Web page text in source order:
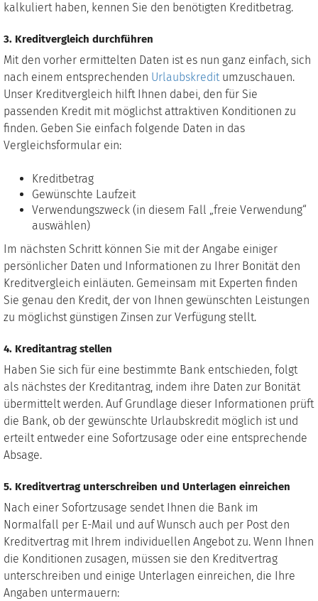
kalkuliert haben, kennen Sie den benötigten Kreditbetrag.
3. Kreditvergleich durchführen
Mit den vorher ermittelten Daten ist es nun ganz einfach, sich
nach einem entsprechenden Urlaubskreditumzuschauen.
Unser Kreditvergleich hilft Ihnen dabei, den für Sie
passenden Kredit mit möglichst attraktiven Konditionen zu
finden. Geben Sie einfach folgende Daten in das
Vergleichsformular ein:
Kreditbetrag
Gewünschte Laufzeit
Verwendungszweck (in diesem Fall „freie Verwendung“
auswählen)
Im nächsten Schritt können Sie mit der Angabe einiger
persönlicher Daten und Informationen zu Ihrer Bonität den
Kreditvergleich einläuten. Gemeinsam mit Experten finden
Sie genau den Kredit, der von Ihnen gewünschten Leistungen
zu möglichst günstigen Zinsen zur Verfügung stellt.
4. Kreditantrag stellen
Haben Sie sich für eine bestimmte Bank entschieden, folgt
als nächstes der Kreditantrag, indem ihre Daten zur Bonität
übermittelt werden. Auf Grundlage dieser Informationen prüft
die Bank, ob der gewünschte Urlaubskredit möglich ist und
erteilt entweder eine Sofortzusage oder eine entsprechende
Absage.
5. Kreditvertrag unterschreiben und Unterlagen einreichen
Nach einer Sofortzusage sendet Ihnen die Bank im
Normalfall per E-Mail und auf Wunsch auch per Post den
Kreditvertrag mit Ihrem individuellen Angebot zu. Wenn Ihnen
die Konditionen zusagen, müssen sie den Kreditvertrag
unterschreiben und einige Unterlagen einreichen, die Ihre
Angaben untermauern: